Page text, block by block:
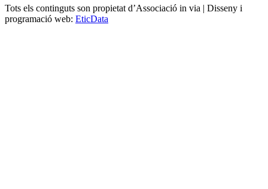
Tots els continguts son propietat d’Associació in via | Disseny i
programació web: EticData